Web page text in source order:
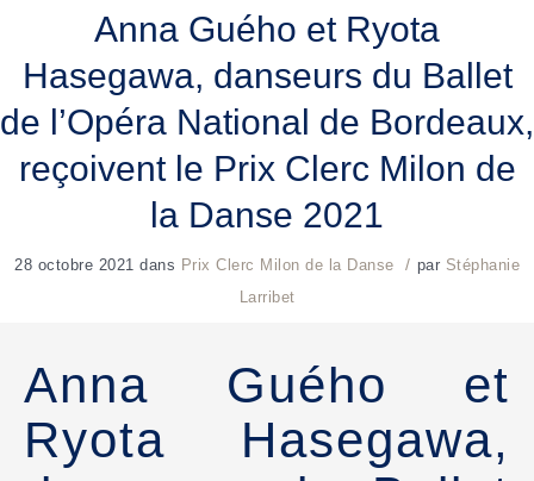
Anna Guého et Ryota
Hasegawa, danseurs du Ballet
de l’Opéra National de Bordeaux,
reçoivent le Prix Clerc Milon de
la Danse 2021
28 octobre 2021 dans Prix Clerc Milon de la Danse / par Stéphanie
Larribet
Anna Guého et
Ryota Hasegawa,